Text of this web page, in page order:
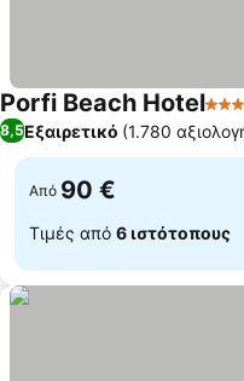
Porfi Beach Hotel3
8,5Εξαιρετικό (1.780
Από 90 €
Τιμές από 6 ιστότοπους